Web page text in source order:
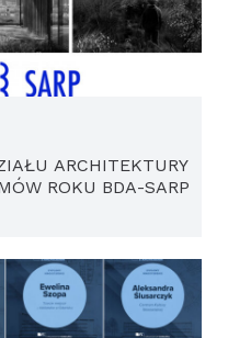
ARCHITEKTURY
ROKU BDA-SARP